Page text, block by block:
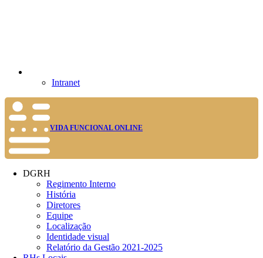
Intranet
VIDA FUNCIONAL ONLINE
DGRH
Regimento Interno
História
Diretores
Equipe
Localização
Identidade visual
Relatório da Gestão 2021-2025